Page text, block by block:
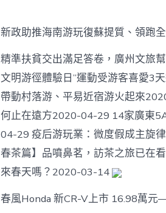
新政助推海南游玩復蘇提質、領跑
精準扶貧交出滿足答卷，廣州文旅
文明游徑體驗日”運動受游客喜愛3
帶動村落游、平易近宿游火起來
何止在遠方2020-04-29 14家廣東
04-29 疫后游玩業：微度假成主旋
春茶篇】品噴鼻茗，訪茶之旅已在
來春天嗎？2020-03-14
春風Honda 新CR-V上市 16.98萬元